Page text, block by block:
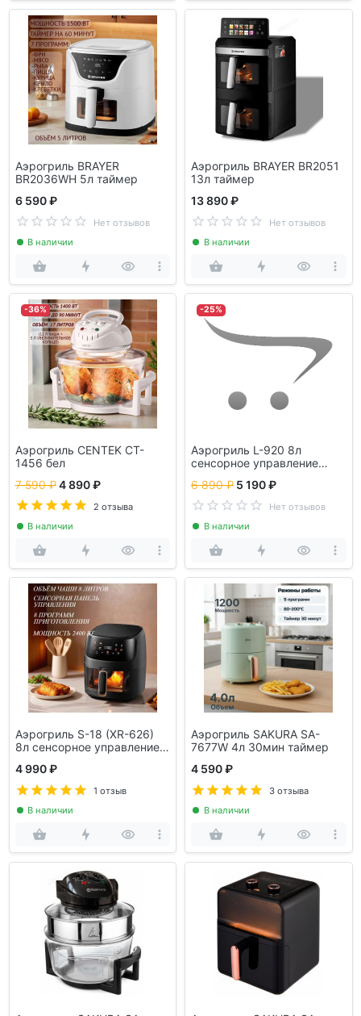
Аэрогриль BRAYER
BR2036WH 5л таймер
6 590 ₽
Нет отзывов
В наличии
Аэрогриль BRAYER BR2051
13л таймер
13 890 ₽
Нет отзывов
В наличии
-36%
Аэрогриль CENTEK CT-
1456 бел
7 590 ₽ 4 890 ₽
2 отзыва
В наличии
-25%
Аэрогриль L-920 8л
сенсорное управление
6 890 ₽ 5 190 ₽
Нет отзывов
В наличии
Аэрогриль S-18 (XR-626)
8л сенсорное управление
4 990 ₽
1 отзыв
В наличии
Аэрогриль SAKURA SA-
7677W 4л 30мин таймер
4 590 ₽
3 отзыва
В наличии